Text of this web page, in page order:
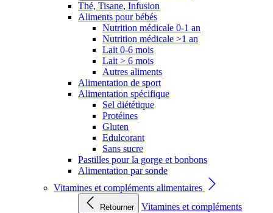
Thé, Tisane, Infusion
Aliments pour bébés
Nutrition médicale 0-1 an
Nutrition médicale >1 an
Lait 0-6 mois
Lait > 6 mois
Autres aliments
Alimentation de sport
Alimentation spécifique
Sel diététique
Protéines
Gluten
Edulcorant
Sans sucre
Pastilles pour la gorge et bonbons
Alimentation par sonde
Vitamines et compléments alimentaires
Retourner
Vitamines et compléments